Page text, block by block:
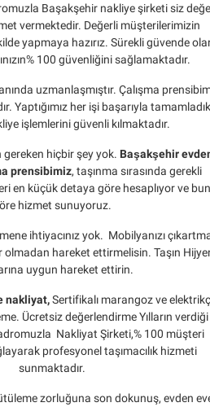
Başakşehir nakliye şirketi siz
vermektedir. Değerli müşterilerimizin
yapmaya hazırız. Sürekli güvende
100 güvenliğini sağlamaktadır.
uzmanlaşmıştır. Çalışma
Yaptığımız her işi başarıyla
işlemlerini güvenli kılmaktadır.
gereken hiçbir şey yok. Başakşehir
prensibimiz, taşınma sırasında gerekli
en küçük detaya göre hesaplıyor ve
hizmet sunuyoruz.
ihtiyacınız yok. Mobilyanızı
olmadan hareket ettirmelisin. Taşın
uygun hareket ettirin.
nakliyat,Sertifikalı marangoz ve
Ücretsiz değerlendirme Yılların verdiği
Nakliyat Şirketi,% 100 müşteri
profesyonel taşımacılık hizmeti
sunmaktadır.
zorluğuna son dokunuş, evden